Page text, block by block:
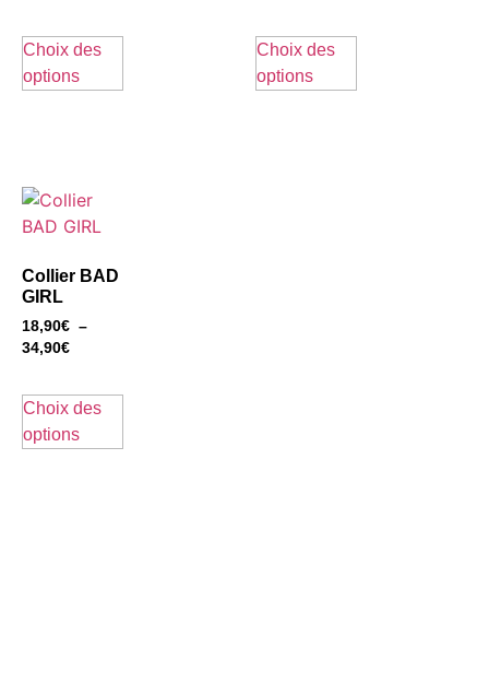
Choix des
options
Choix des
options
Collier BAD
GIRL
18,90€ –
34,90€
Choix des
options